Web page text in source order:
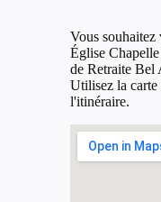
Vous souhaitez
Église
de Retraite Bel
Utilisez la carte
l'itinéraire.